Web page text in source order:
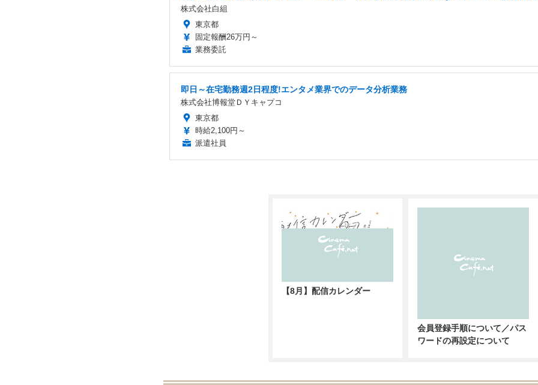
株式会社白組
東京都
固定報酬26万円～
業務委託
即日～在宅勤務週2日程度!エンタメ業界でのデータ分析業務
株式会社博報堂ＤＹキャプコ
東京都
時給2,100円～
派遣社員
【8月】配信カレンダー